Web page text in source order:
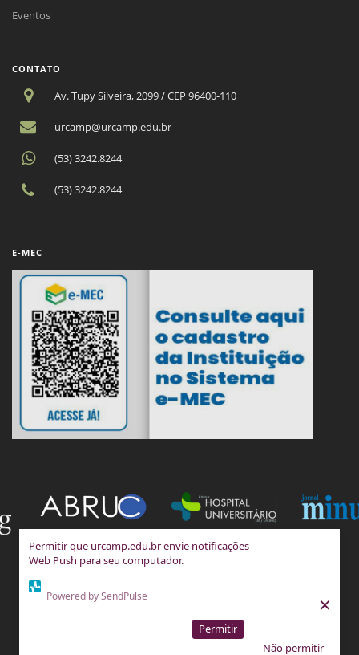
Permitir que urcamp.edu.br envie notificações
Web Push para seu computador.
Powered by SendPulse
Não permitir
Permitir
×
Eventos
CONTATO
Av. Tupy Silveira, 2099 / CEP 96400-110
urcamp@urcamp.edu.br
(53) 3242.8244
(53) 3242.8244
E-MEC